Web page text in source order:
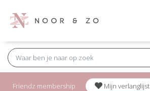
Friendz membership Mijn verlanglijst